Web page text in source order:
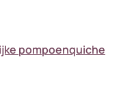
pompoenquiche